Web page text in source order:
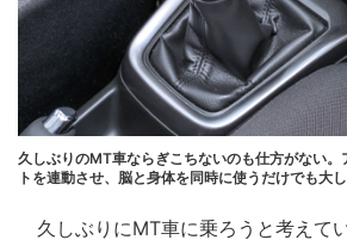
久しぶりのMT車ならぎこちないのも仕方がない。
トを連動させ、脳と身体を同時に使うだけでも大
久しぶりにMT車に乗ろうと考えて